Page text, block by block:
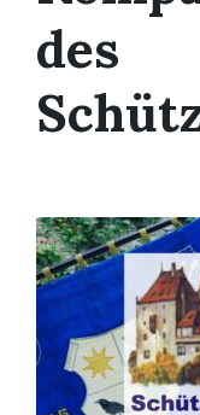
des